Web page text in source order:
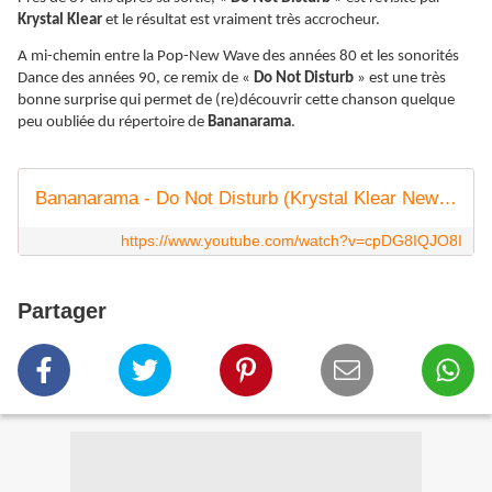
Krystal Klear et le résultat est vraiment très accrocheur.
A mi-chemin entre la Pop-New Wave des années 80 et les sonorités
Dance des années 90, ce remix de « Do Not Disturb » est une très
bonne surprise qui permet de (re)découvrir cette chanson quelque
peu oubliée du répertoire de Bananarama.
Bananarama - Do Not Disturb (Krystal Klear New Wave Edit) (Lyric Video)
https://www.youtube.com/watch?v=cpDG8IQJO8I
Partager